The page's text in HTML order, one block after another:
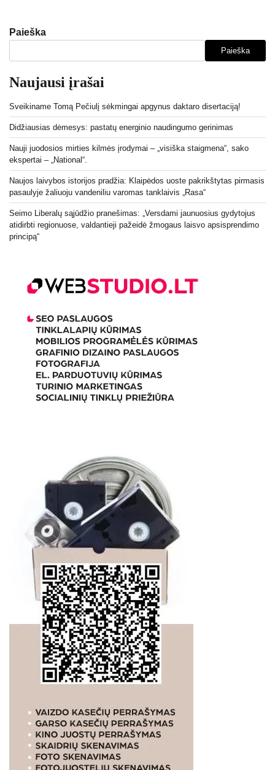
Paieška
Paieška
Naujausi įrašai
Sveikiname Tomą Pečiulį sėkmingai apgynus daktaro disertaciją!
Didžiausias dėmesys: pastatų energinio naudingumo gerinimas
Nauji juodosios mirties kilmės įrodymai – „visiška staigmena“, sako
ekspertai – „National“.
Naujos laivybos istorijos pradžia: Klaipėdos uoste pakrikštytas pirmasis
pasaulyje žaliuoju vandeniliu varomas tanklaivis „Rasa“
Seimo Liberalų sąjūdžio pranešimas: „Versdami jaunuosius gydytojus
atidirbti regionuose, valdantieji pažeidė žmogaus laisvo apsisprendimo
principą“